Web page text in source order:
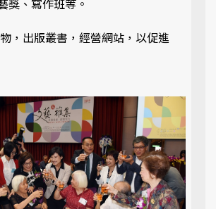
獎、寫作班等。
，出版叢書，經營網站，以促進